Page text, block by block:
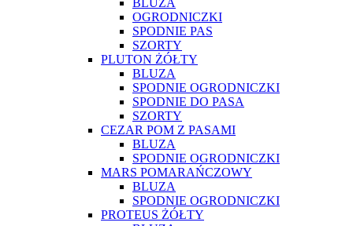
OGRODNICZKI
SPODNIE PAS
SZORTY
PLUTON ŻÓŁTY
BLUZA
SPODNIE OGRODNICZKI
SPODNIE DO PASA
SZORTY
CEZAR POM Z PASAMI
BLUZA
SPODNIE OGRODNICZKI
MARS POMARAŃCZOWY
BLUZA
SPODNIE OGRODNICZKI
PROTEUS ŻÓŁTY